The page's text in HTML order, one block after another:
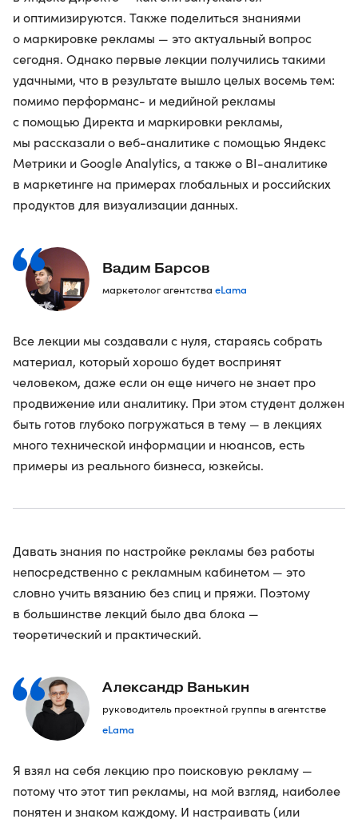
и оптимизируются. Также поделиться знаниями
о маркировке рекламы — это актуальный вопрос
сегодня. Однако первые лекции получились такими
удачными, что в результате вышло целых восемь тем:
помимо перформанс- и медийной рекламы
с помощью Директа и маркировки рекламы,
мы рассказали о веб-аналитике с помощью Яндекс
Метрики и Google Analytics, а также о BI-аналитике
в маркетинге на примерах глобальных и российских
продуктов для визуализации данных.
Вадим Барсов
маркетолог агентства eLama
Все лекции мы создавали с нуля, стараясь собрать
материал, который хорошо будет воспринят
человеком, даже если он еще ничего не знает про
продвижение или аналитику. При этом студент должен
быть готов глубоко погружаться в тему — в лекциях
много технической информации и нюансов, есть
примеры из реального бизнеса, юзкейсы.
Давать знания по настройке рекламы без работы
непосредственно с рекламным кабинетом — это
словно учить вязанию без спиц и пряжи. Поэтому
в большинстве лекций было два блока —
теоретический и практический.
Александр Ванькин
руководитель проектной группы в агентстве
eLama
Я взял на себя лекцию про поисковую рекламу —
потому что этот тип рекламы, на мой взгляд, наиболее
понятен и знаком каждому. И настраивать (или